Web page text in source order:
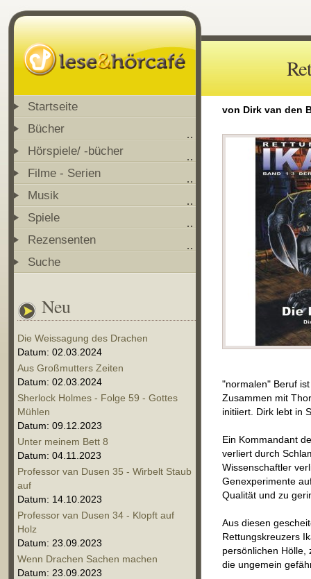
Startseite
Bücher
Hörspiele/ -bücher
Filme - Serien
Musik
Spiele
Rezensenten
Suche
Neu
Die Weissagung des Drachen
Datum: 02.03.2024
Aus Großmutters Zeiten
Datum: 02.03.2024
Sherlock Holmes - Folge 59 - Gottes
Mühlen
Datum: 09.12.2023
Unter meinem Bett 8
Datum: 04.11.2023
Professor van Dusen 35 - Wirbelt Staub
auf
Datum: 14.10.2023
Professor van Dusen 34 - Klopft auf
Holz
Datum: 23.09.2023
Wenn Drachen Sachen machen
Datum: 23.09.2023
von Dirk van den
"normalen" Beruf
Zusammen mit
initiiert. Dirk lebt in
Ein Kommandant
verliert durch
Wissenschaftler
Genexperimente
Qualität und zu
Aus diesen
Rettungskreuzers
persönlichen Hölle,
die ungemein